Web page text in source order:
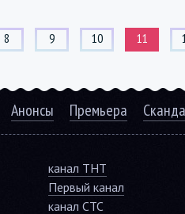
8 9 10 11
Анонсы Премьера
канал ТНТ
Первый канал
канал СТС